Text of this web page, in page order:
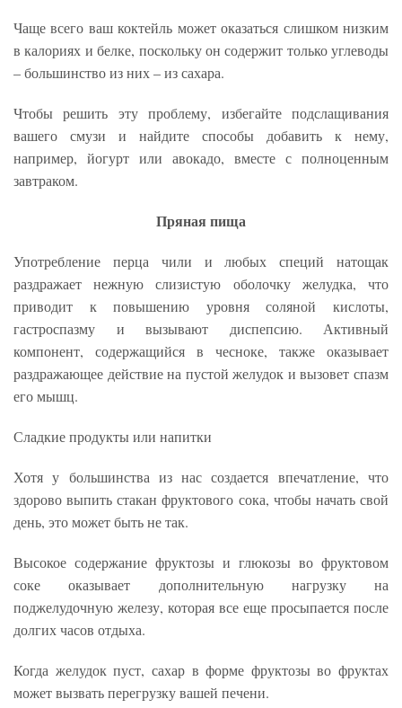
Чаще всего ваш коктейль может оказаться слишком низким
в калориях и белке, поскольку он содержит только углеводы
– большинство из них – из сахара.
Чтобы решить эту проблему, избегайте подслащивания
вашего смузи и найдите способы добавить к нему,
например, йогурт или авокадо, вместе с полноценным
завтраком.
Пряная пища
Употребление перца чили и любых специй натощак
раздражает нежную слизистую оболочку желудка, что
приводит к повышению уровня соляной кислоты,
гастроспазму и вызывают диспепсию. Активный
компонент, содержащийся в чесноке, также оказывает
раздражающее действие на пустой желудок и вызовет спазм
его мышц.
Сладкие продукты или напитки
Хотя у большинства из нас создается впечатление, что
здорово выпить стакан фруктового сока, чтобы начать свой
день, это может быть не так.
Высокое содержание фруктозы и глюкозы во фруктовом
соке оказывает дополнительную нагрузку на
поджелудочную железу, которая все еще просыпается после
долгих часов отдыха.
Когда желудок пуст, сахар в форме фруктозы во фруктах
может вызвать перегрузку вашей печени.